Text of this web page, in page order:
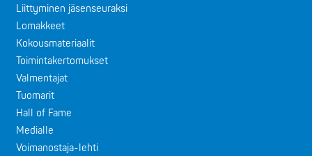
Liittyminen jäsenseuraksi
Lomakkeet
Kokousmateriaalit
Toimintakertomukset
Valmentajat
Tuomarit
Hall of Fame
Medialle
Voimanostaja-lehti